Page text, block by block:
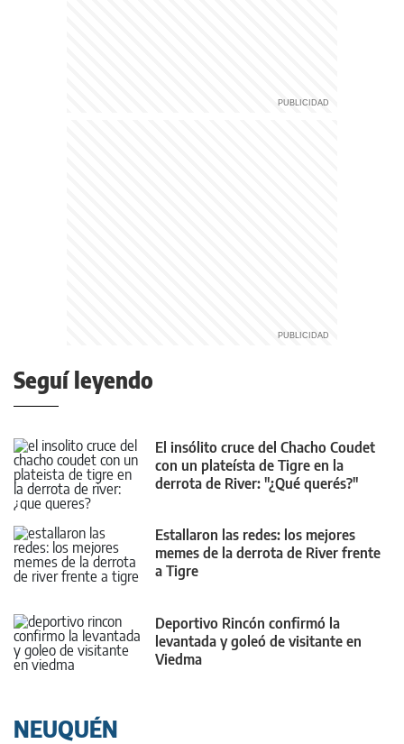
Seguí leyendo
El insólito cruce del Chacho Coudet
con un plateísta de Tigre en la
derrota de River: "¿Qué querés?"
Estallaron las redes: los mejores
memes de la derrota de River frente
a Tigre
Deportivo Rincón confirmó la
levantada y goleó de visitante en
Viedma
NEUQUÉN